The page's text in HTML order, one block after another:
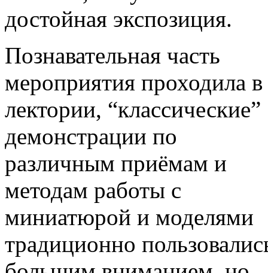
достойная экспозиция.
Познавательная часть
мероприятия проходила в
лектории, “классические”
демонстрации по
различным приёмам и
методам работы с
миниатюрой и моделями
традиционно